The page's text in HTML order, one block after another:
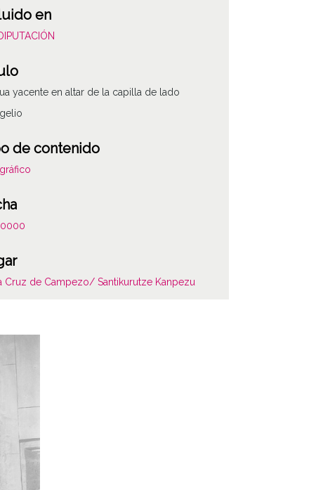
en
yacente en altar de la capilla de lado
de contenido
Cruz de Campezo/ Santikurutze Kanpezu
original: album 1, página 13, negativos
de las imágenes